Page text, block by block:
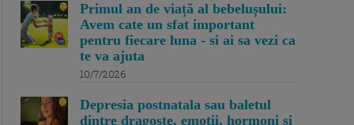
Primul an de viață al bebelușului:
Avem cate un sfat important
pentru fiecare luna - si ai sa vezi ca
te va ajuta
10/7/2026
Depresia postnatala sau baletul
dintre dragoste, emotii, hormoni si